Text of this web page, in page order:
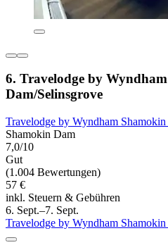
6. Travelodge by
Dam/Selinsgrove
Travelodge by Wyndham
Shamokin Dam
7,0/10
Gut
(1.004 Bewertungen)
57 €
inkl. Steuern & Gebühren
6. Sept.–7. Sept.
Travelodge by Wyndham